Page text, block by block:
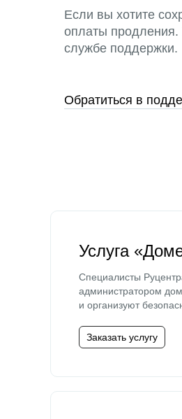
Если вы хотите
оплаты продления.
службе поддержки.
Обратиться в
Услуга
Специалисты
администратором
и организуют
Заказать услугу